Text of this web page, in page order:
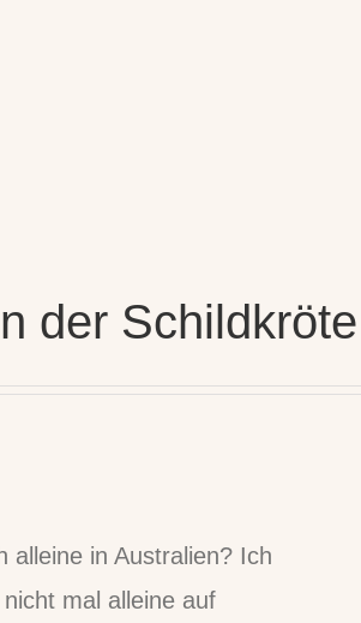
der Schildkröte
alleine in Australien? Ich
mal alleine auf